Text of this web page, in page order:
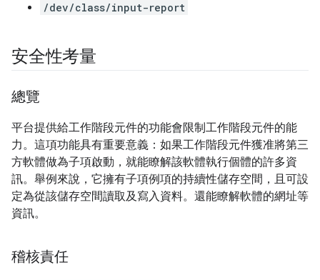
/dev/class/input-report
安全性考量
總覽
平台提供給工作階段元件的功能會限制工作階段元件的能
力。這項功能具有重要意義：如果工作階段元件獲准將第三
方軟體做為子項啟動，就能瞭解該軟體執行個體的許多資
訊。舉例來說，它擁有子項例項的持續性儲存空間，且可設
定為從該儲存空間讀取及寫入資料。還能瞭解軟體的網址等
資訊。
稽核責任